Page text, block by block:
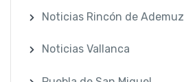
Noticias Rincón de Ademuz
Noticias Vallanca